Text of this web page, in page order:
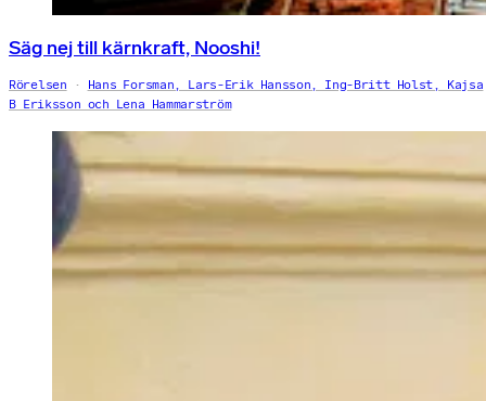
Säg nej till kärnkraft, Nooshi!
Rörelsen
Hans Forsman, Lars-Erik Hansson, Ing-Britt Holst, Kajsa
B Eriksson och Lena Hammarström